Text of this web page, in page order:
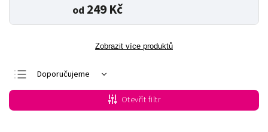
od 249 Kč
Zobrazit více produktů
Doporučujeme
Nejlevnější
Nejdražší
Otevřít filtr